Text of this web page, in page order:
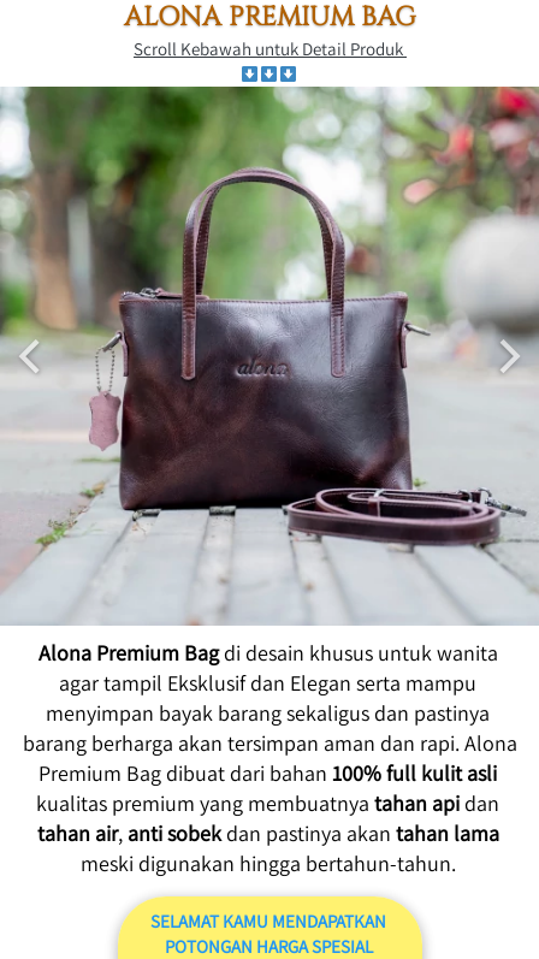
ALONA PREMIUM BAG
Scroll Kebawah untuk Detail Produk
Alona Premium Bag di desain khusus untuk wanita
agar tampil Eksklusif dan Elegan serta mampu
menyimpan bayak barang sekaligus dan pastinya
barang berharga akan tersimpan aman dan rapi. Alona
Premium Bag dibuat dari bahan 100% full kulit asli
kualitas premium yang membuatnya tahan api
tahan air, anti sobek dan pastinya akan tahan lama
meski digunakan hingga bertahun-tahun.
SELAMAT KAMU MENDAPATKAN
POTONGAN HARGA SPESIAL